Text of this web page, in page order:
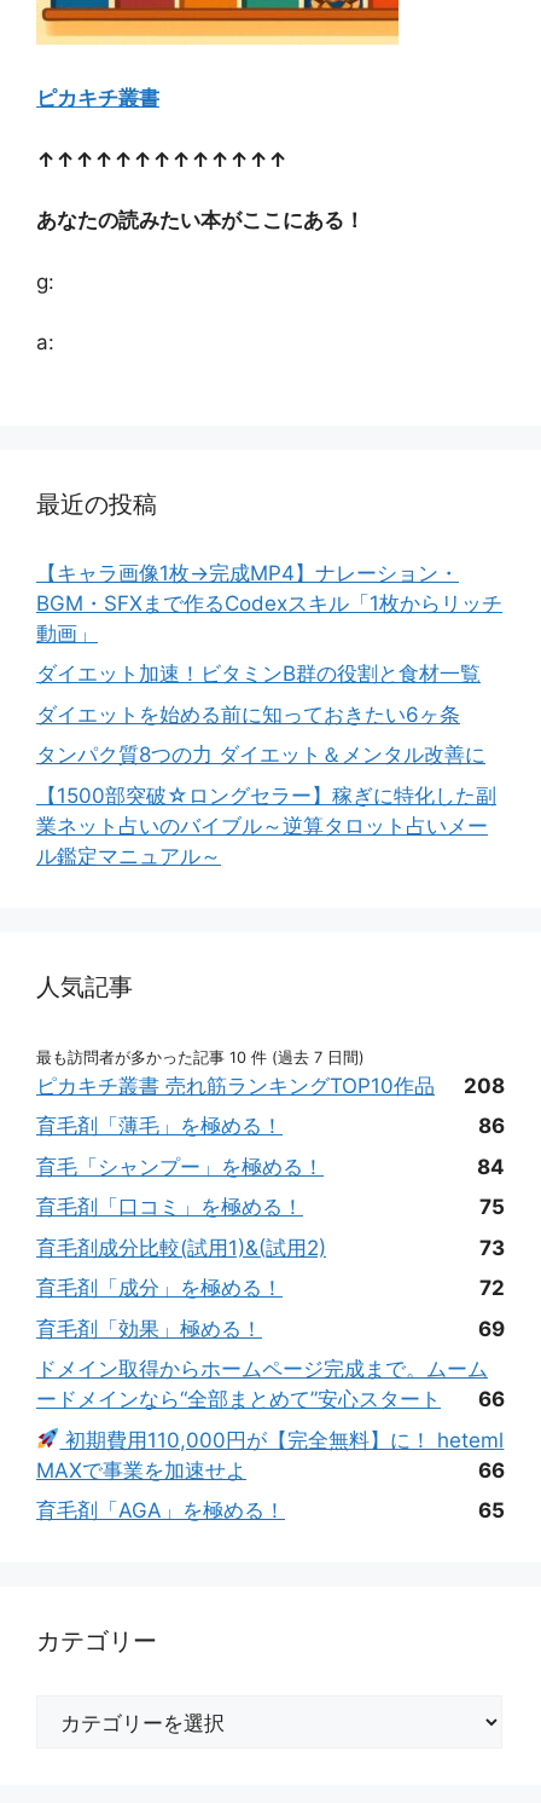
ピカキチ叢書
↑↑↑↑↑↑↑↑↑↑↑↑↑
あなたの読みたい本がここにある！
g:
a:
最近の投稿
【キャラ画像1枚→完成MP4】ナレーション・
BGM・SFXまで作るCodexスキル「1枚からリッチ
動画」
ダイエット加速！ビタミンB群の役割と食材一覧
ダイエットを始める前に知っておきたい6ヶ条
タンパク質8つの力 ダイエット＆メンタル改善に
【1500部突破☆ロングセラー】稼ぎに特化した副
業ネット占いのバイブル～逆算タロット占いメー
ル鑑定マニュアル～
人気記事
最も訪問者が多かった記事 10 件 (過去 7 日間)
ピカキチ叢書 売れ筋ランキングTOP10作品
208
育毛剤「薄毛」を極める！
86
育毛「シャンプー」を極める！
84
育毛剤「口コミ」を極める！
75
育毛剤成分比較(試用1)&(試用2)
73
育毛剤「成分」を極める！
72
育毛剤「効果」極める！
69
ドメイン取得からホームページ完成まで。ムーム
ードメインなら“全部まとめて”安心スタート
66
初期費用110,000円が【完全無料】に！ heteml
MAXで事業を加速せよ
66
育毛剤「AGA」を極める！
65
カテゴリー